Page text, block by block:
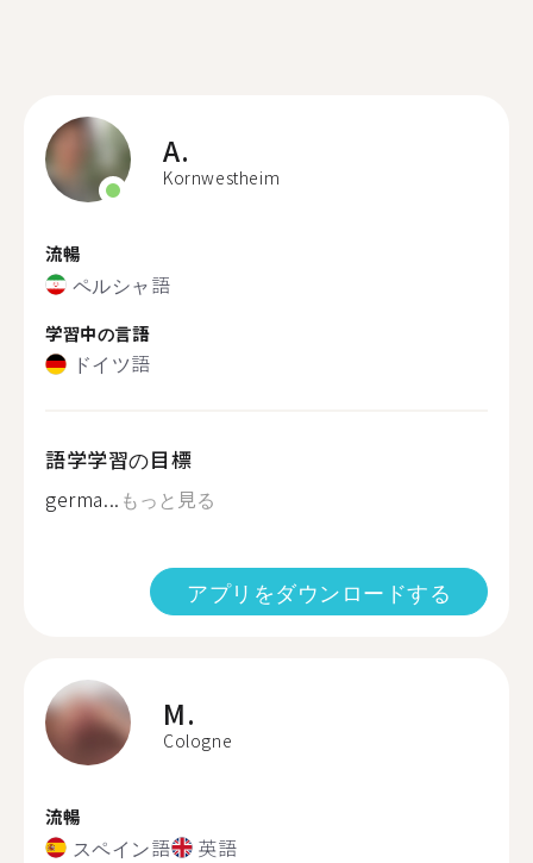
A.
Kornwestheim
流暢
ペルシャ語
学習中の言語
ドイツ語
語学学習の目標
germa... もっと見る
アプリをダウンロードする
M.
Cologne
流暢
スペイン語 英語